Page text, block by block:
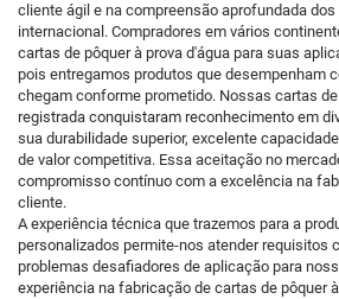
cliente ágil e na compreensão aprofundada
internacional. Compradores em vários
cartas de pôquer à prova d'água para suas
pois entregamos produtos que desempenham
chegam conforme prometido. Nossas cartas
registrada conquistaram reconhecimento em
sua durabilidade superior, excelente
de valor competitiva. Essa aceitação no
compromisso contínuo com a excelência na
cliente.
A experiência técnica que trazemos para a
personalizados permite-nos atender requisitos
problemas desafiadores de aplicação para
experiência na fabricação de cartas de pôquer